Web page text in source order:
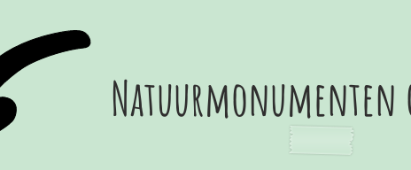
Natuurmonumenten